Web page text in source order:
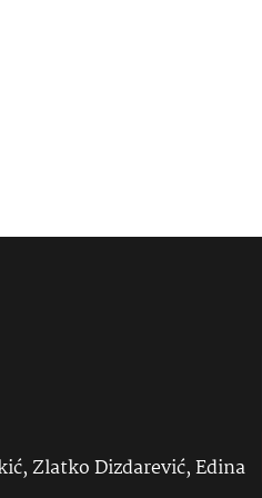
Zlatko Dizdarević, Edina